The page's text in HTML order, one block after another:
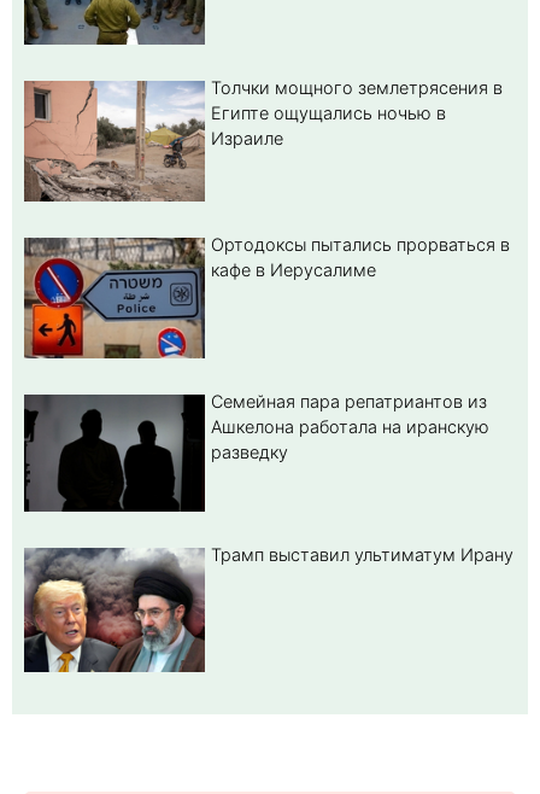
Толчки мощного землетрясения в
Египте ощущались ночью в
Израиле
Ортодоксы пытались прорваться в
кафе в Иерусалиме
Семейная пара репатриантов из
Ашкелона работала на иранскую
разведку
Трамп выставил ультиматум Ирану